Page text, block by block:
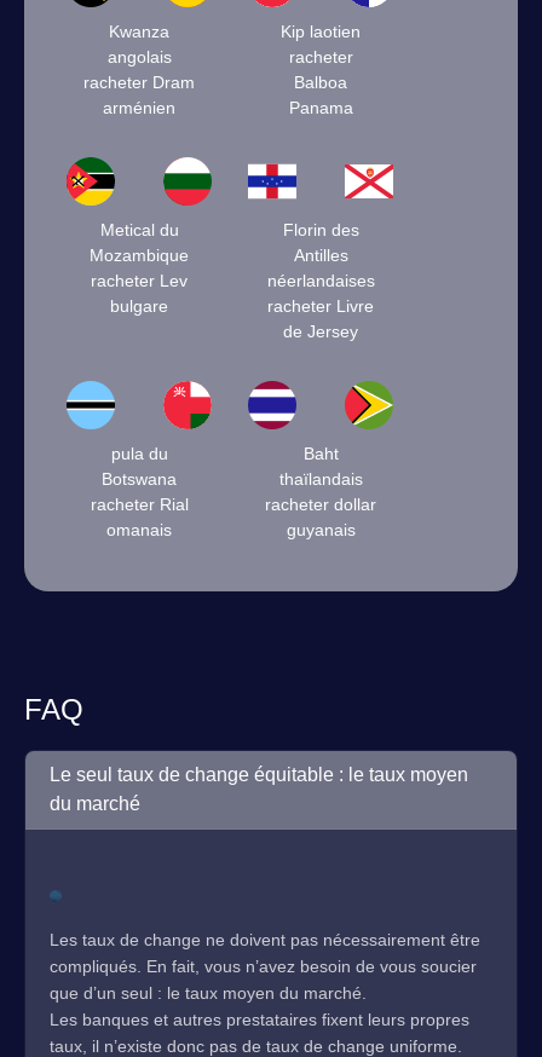
Kwanza
angolais
racheter Dram
arménien
Kip laotien
racheter
Balboa
Panama
Metical du
Mozambique
racheter Lev
bulgare
Florin des
Antilles
néerlandaises
racheter Livre
de Jersey
pula du
Botswana
racheter Rial
omanais
Baht
thaïlandais
racheter dollar
guyanais
FAQ
Le seul taux de change équitable : le taux moyen
du marché
Les taux de change ne doivent pas nécessairement être
compliqués. En fait, vous n’avez besoin de vous soucier
que d’un seul : le taux moyen du marché.
Les banques et autres prestataires fixent leurs propres
taux, il n’existe donc pas de taux de change uniforme.